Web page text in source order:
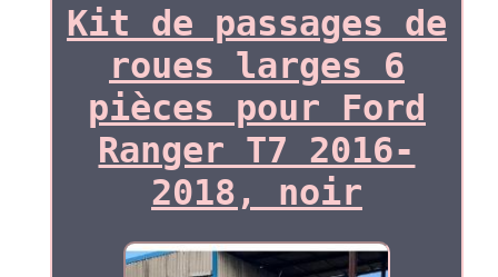
Kit de passages de
roues larges 6
pièces pour Ford
Ranger T7 2016-
2018, noir